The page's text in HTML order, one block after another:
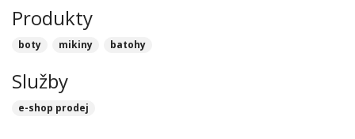
Produkty
boty mikiny batohy
Služby
e-shop prodej